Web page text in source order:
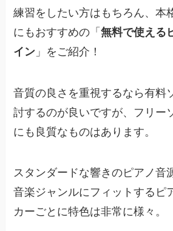
練習をしたい方はもちろん、本
にもおすすめの「無料で使える
イン 」をご紹介！
音質の良さを重視するなら有料
討するのが良いですが、フリー
にも良質なものはあります。
スタンダードな響きのピアノ音
音楽ジャンルにフィットするピ
カーごとに特色は非常に様々。